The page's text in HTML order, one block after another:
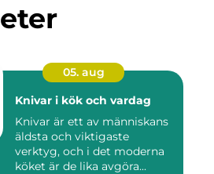
05. aug
Knivar i kök och vardag
Knivar är ett av människans
äldsta och viktigaste
verktyg, och i det moderna
köket är de lika avgöra...